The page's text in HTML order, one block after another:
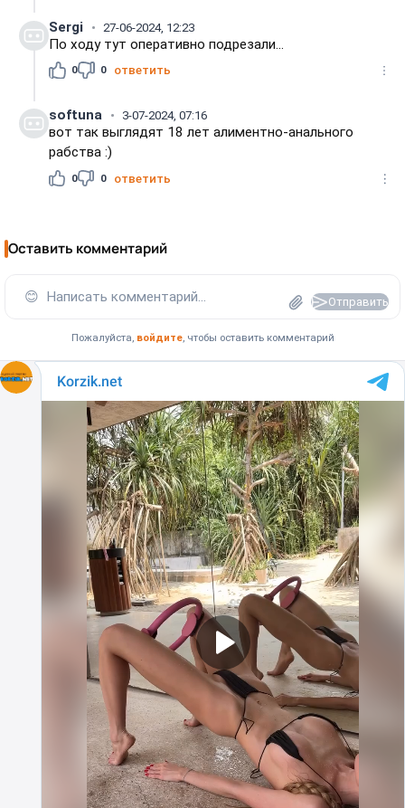
Sergi 27-06-2024, 12:23
По ходу тут оперативно подрезали...
0 0 ответить
softuna 3-07-2024, 07:16
вот так выглядят 18 лет алиментно-анального
рабства :)
0 0 ответить
Оставить комментарий
😊 Написать комментарий... Отправить
Пожалуйста, войдите, чтобы оставить комментарий